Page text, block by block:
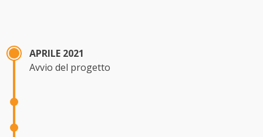
APRILE 2021
Avvio del progetto